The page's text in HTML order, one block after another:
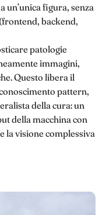
un’unica figura, senza
backend,
patologie
immagini,
Questo libera il
pattern,
della cura: un
della macchina con
la visione complessiva